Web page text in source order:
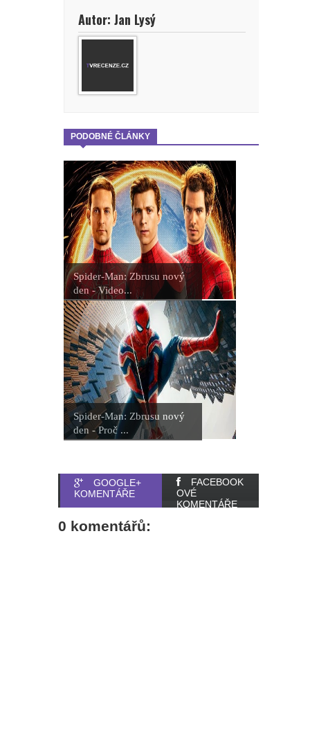
Autor: Jan Lysý
PODOBNÉ ČLÁNKY
Spider-Man: Zbrusu nový
den - Video...
Spider-Man: Zbrusu nový
den - Proč ...
GOOGLE+
KOMENTÁŘE
FACEBOOK
OVÉ
KOMENTÁŘE
0 komentářů: